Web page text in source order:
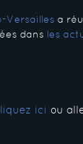
Versailles a
dans les
ici ou